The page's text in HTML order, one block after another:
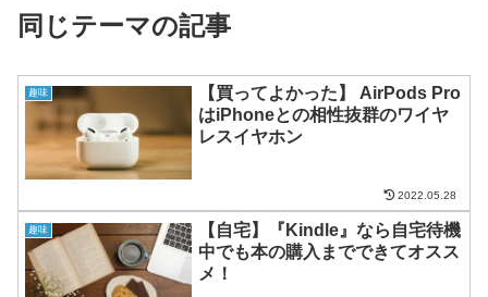
同じテーマの記事
趣味
【買ってよかった】 AirPods Pro
はiPhoneとの相性抜群のワイヤ
レスイヤホン
2022.05.28
趣味
【自宅】『Kindle』なら自宅待機
中でも本の購入までできてオスス
メ！